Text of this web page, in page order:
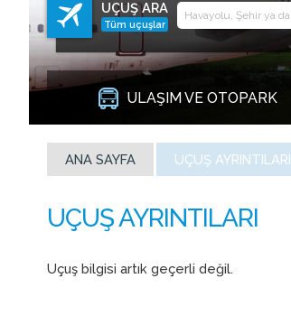
UÇUŞ ARA
Tüm uçuşlar
ULAŞIM VE OTOPARK
ANA SAYFA UÇUŞ AYRINTILARI
Uçuş bilgisi artık geçerli değil.